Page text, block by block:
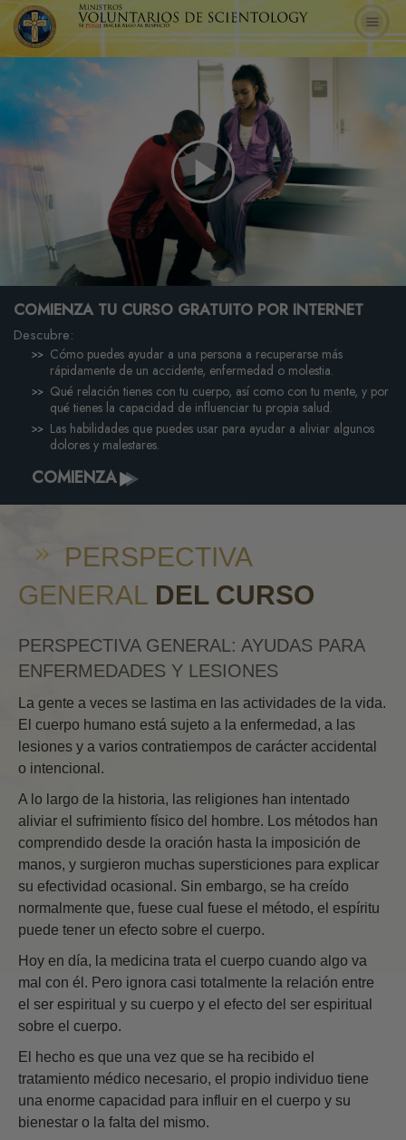
Play
Video
COMIENZA TU CURSO GRATUITO POR INTERNET
Descubre:
Cómo puedes ayudar a una persona a recuperarse más
rápidamente de un accidente, enfermedad o molestia.
Qué relación tienes con tu cuerpo, así como con tu mente, y por
qué tienes la capacidad de influenciar tu propia salud.
Las habilidades que puedes usar para ayudar a aliviar algunos
dolores y malestares.
COMIENZA
PERSPECTIVA
GENERAL DEL CURSO
PERSPECTIVA GENERAL: AYUDAS PARA
ENFERMEDADES Y LESIONES
La gente a veces se lastima en las actividades de la vida.
El cuerpo humano está sujeto a la enfermedad, a las
lesiones y a varios contratiempos de carácter accidental
o intencional.
A lo largo de la historia, las religiones han intentado
aliviar el sufrimiento físico del hombre. Los métodos han
comprendido desde la oración hasta la imposición de
manos, y surgieron muchas supersticiones para explicar
su efectividad ocasional. Sin embargo, se ha creído
normalmente que, fuese cual fuese el método, el espíritu
puede tener un efecto sobre el cuerpo.
Hoy en día, la medicina trata el cuerpo cuando algo va
mal con él. Pero ignora casi totalmente la relación entre
el ser espiritual y su cuerpo y el efecto del ser espiritual
sobre el cuerpo.
El hecho es que una vez que se ha recibido el
tratamiento médico necesario, el propio individuo tiene
una enorme capacidad para influir en el cuerpo y su
bienestar o la falta del mismo.